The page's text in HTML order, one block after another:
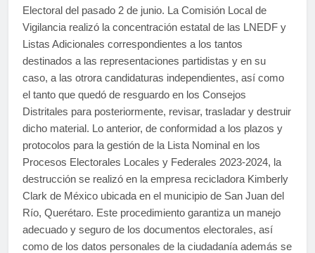
Electoral del pasado 2 de junio. La Comisión Local de
Vigilancia realizó la concentración estatal de las LNEDF y
Listas Adicionales correspondientes a los tantos
destinados a las representaciones partidistas y en su
caso, a las otrora candidaturas independientes, así como
el tanto que quedó de resguardo en los Consejos
Distritales para posteriormente, revisar, trasladar y destruir
dicho material. Lo anterior, de conformidad a los plazos y
protocolos para la gestión de la Lista Nominal en los
Procesos Electorales Locales y Federales 2023-2024, la
destrucción se realizó en la empresa recicladora Kimberly
Clark de México ubicada en el municipio de San Juan del
Río, Querétaro. Este procedimiento garantiza un manejo
adecuado y seguro de los documentos electorales, así
como de los datos personales de la ciudadanía además se